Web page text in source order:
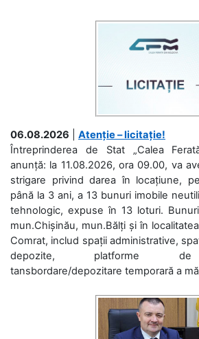
06.08.2026
Atenție – licitație!
Întreprinderea de Stat „Calea
anunță: la 11.08.2026, ora 09.00, va
strigare privind darea în locațiune,
până la 3 ani, a 13 bunuri imobile
tehnologic, expuse în 13 loturi.
mun.Chișinău, mun.Bălți și în
Comrat, includ spații administrative,
depozite, platforme de
tansbordare/depozitare temporară a